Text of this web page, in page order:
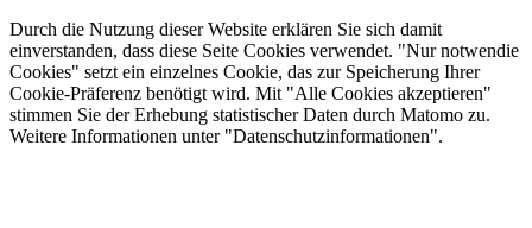
Durch die Nutzung dieser Website erklären Sie sich damit
einverstanden, dass diese Seite Cookies verwendet. "Nur notwendie
Cookies" setzt ein einzelnes Cookie, das zur Speicherung Ihrer
Cookie-Präferenz benötigt wird. Mit "Alle Cookies akzeptieren"
stimmen Sie der Erhebung statistischer Daten durch Matomo zu.
Weitere Informationen unter "Datenschutzinformationen".